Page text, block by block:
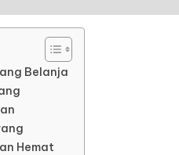
Belanja
Hemat